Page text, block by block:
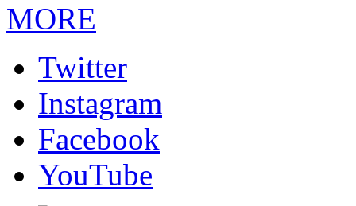
MORE
Twitter
Instagram
Facebook
YouTube